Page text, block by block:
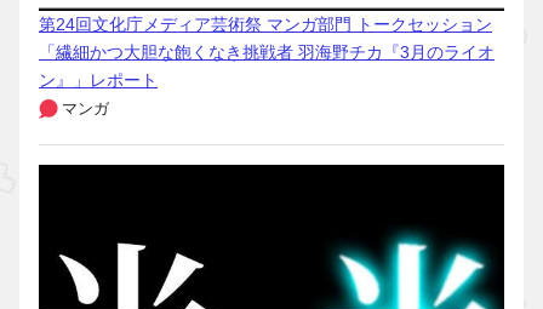
第24回文化庁メディア芸術祭 マンガ部門 トークセッション
「繊細かつ大胆な飽くなき挑戦者 羽海野チカ『3月のライオ
ン』」レポート
マンガ